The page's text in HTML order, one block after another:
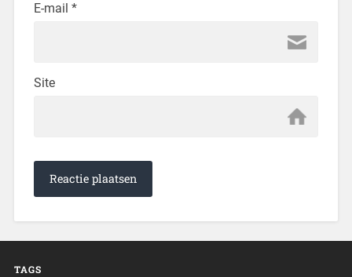
E-mail *
Site
TAGS